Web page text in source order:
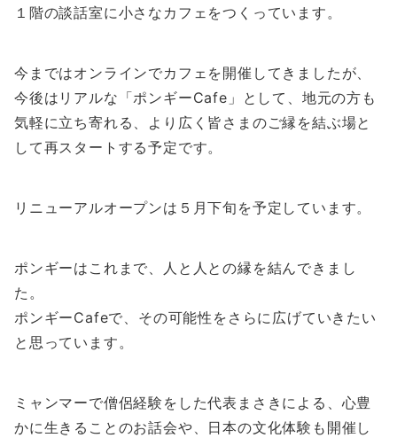
１階の談話室に小さなカフェをつくっています。
今まではオンラインでカフェを開催してきましたが、
今後はリアルな「ポンギーCafe」として、地元の方も
気軽に立ち寄れる、より広く皆さまのご縁を結ぶ場と
して再スタートする予定です。
リニューアルオープンは５月下旬を予定しています。
ポンギーはこれまで、人と人との縁を結んできまし
た。
ポンギーCafeで、その可能性をさらに広げていきたい
と思っています。
ミャンマーで僧侶経験をした代表まさきによる、心豊
かに生きることのお話会や、日本の文化体験も開催し